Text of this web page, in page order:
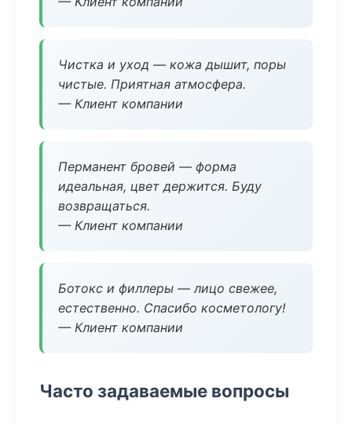
Чистка и уход — кожа дышит, поры
чистые. Приятная атмосфера.
— Клиент компании
Перманент бровей — форма
идеальная, цвет держится. Буду
возвращаться.
— Клиент компании
Ботокс и филлеры — лицо свежее,
естественно. Спасибо косметологу!
— Клиент компании
Часто задаваемые вопросы